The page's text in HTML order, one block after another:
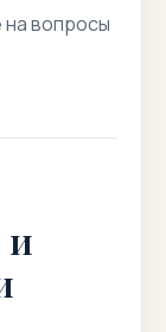
на вопросы
и